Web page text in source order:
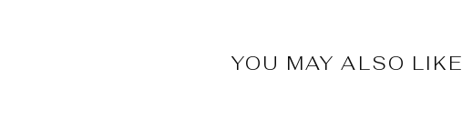
YOU MAY ALSO LIKE